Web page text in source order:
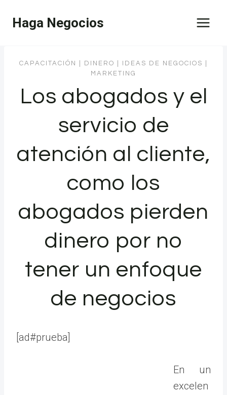
Haga Negocios
CAPACITACIÓN DINERO IDEAS DE NEGOCIOS
MARKETING
Los abogados y el
servicio de
atención al cliente,
como los
abogados pierden
dinero por no
tener un enfoque
de negocios
[ad#prueba]
En un
excelen